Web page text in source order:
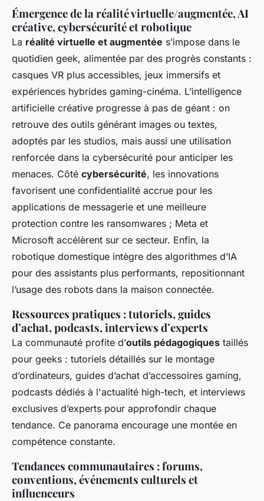
Émergence de la réalité virtuelle/augmentée, AI
créative, cybersécurité et robotique
La réalité virtuelle et augmentée s’impose dans le
quotidien geek, alimentée par des progrès constants :
casques VR plus accessibles, jeux immersifs et
expériences hybrides gaming-cinéma. L’intelligence
artificielle créative progresse à pas de géant : on
retrouve des outils générant images ou textes,
adoptés par les studios, mais aussi une utilisation
renforcée dans la cybersécurité pour anticiper les
menaces. Côté cybersécurité, les innovations
favorisent une confidentialité accrue pour les
applications de messagerie et une meilleure
protection contre les ransomwares ; Meta et
Microsoft accélèrent sur ce secteur. Enfin, la
robotique domestique intègre des algorithmes d’IA
pour des assistants plus performants, repositionnant
l’usage des robots dans la maison connectée.
Ressources pratiques : tutoriels, guides
d’achat, podcasts, interviews d’experts
La communauté profite d’outils pédagogiques taillés
pour geeks : tutoriels détaillés sur le montage
d’ordinateurs, guides d’achat d’accessoires gaming,
podcasts dédiés à l'actualité high-tech, et interviews
exclusives d’experts pour approfondir chaque
tendance. Ce panorama encourage une montée en
compétence constante.
Tendances communautaires : forums,
conventions, événements culturels et
influenceurs